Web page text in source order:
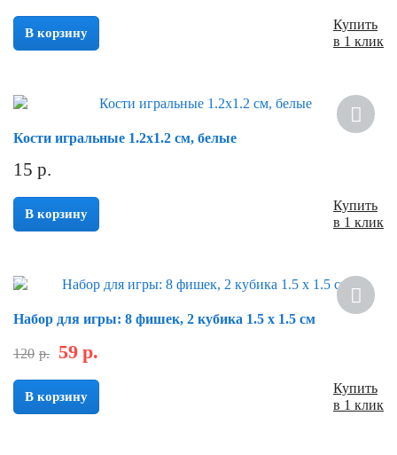
В корзину
Купить
в 1 клик
Кости игральные 1.2х1.2 см, белые
15 р.
В корзину
Купить
в 1 клик
Скидка
Набор для игры: 8 фишек, 2 кубика 1.5 х 1.5 см
120 р. 59 р.
В корзину
Купить
в 1 клик